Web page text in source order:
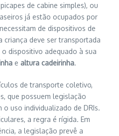
de cabine simples), ou
já estão ocupados por
de dispositivos de
criança deve ser transportada
dispositivo adequado à sua
e altura cadeirinha.
de transporte coletivo,
que possuem legislação
uso individualizado de DRIs.
a regra é rígida. Em
a legislação prevê a